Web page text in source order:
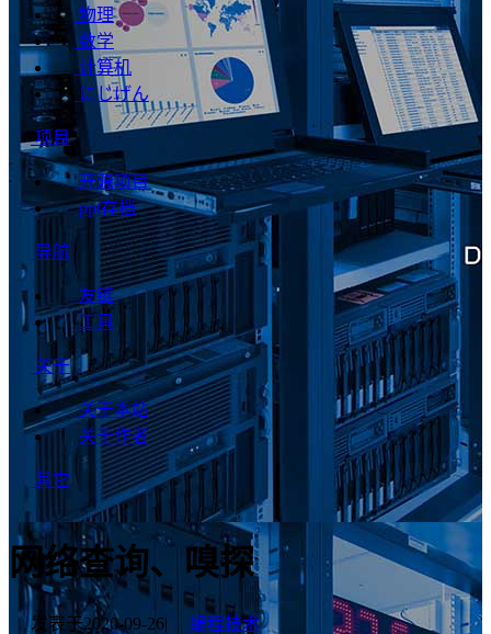
物理
数学
计算机
にじげん
项目
开源项目
ppt存档
导航
友链
工具
关于
关于本站
关于作者
其它
网络查询、嗅探
发表于2020-09-26| 编程技术